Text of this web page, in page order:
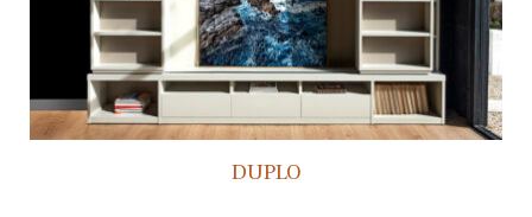
DUPLO